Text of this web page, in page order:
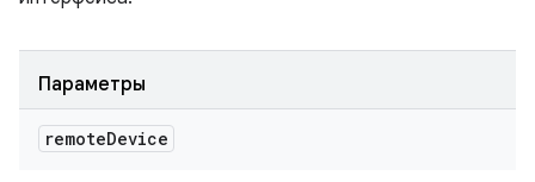
Параметры
remoteDevice